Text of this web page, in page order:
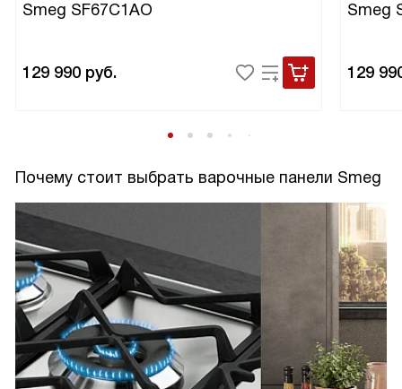
Smeg SF67C1AO
129 990 руб.
Smeg
129
Почему стоит выбрать варочные панели Smeg